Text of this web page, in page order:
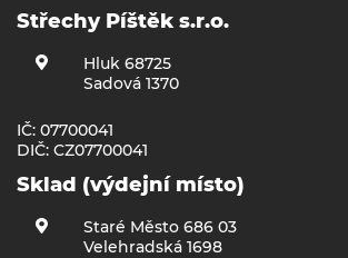
Střechy Píštěk s.r.o.
Hluk 68725
Sadová 1370
IČ: 07700041
DIČ: CZ07700041
Sklad (výdejní místo)
Staré Město 686 03
Velehradská 1698